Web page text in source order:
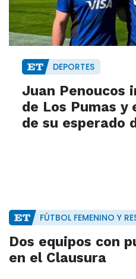
DEPORTES
Juan Penoucos
de Los Pumas y
de su esperado
FÚTBOL FEMENINO Y
Dos equipos con
en el Clausura